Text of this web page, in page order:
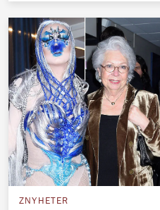
ZNYHETER